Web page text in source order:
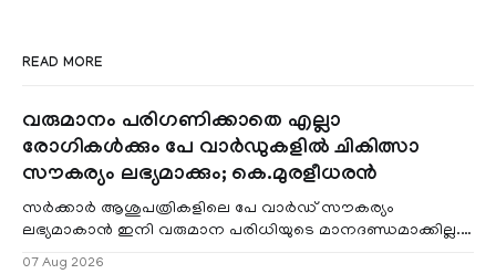
READ MORE
വരുമാനം പരിഗണിക്കാതെ എല്ലാ
രോഗികൾക്കും പേ വാർഡുകളിൽ ചികിത്സാ
സൗകര്യം ലഭ്യമാക്കും; കെ.മുരളീധരൻ
സർക്കാർ ആശുപത്രികളിലെ പേ വാർഡ് സൗകര്യം
ലഭ്യമാകാൻ ഇനി വരുമാന പരിധിയുടെ മാനദണ്ഡമാക്കില്ല.
07 Aug 2026